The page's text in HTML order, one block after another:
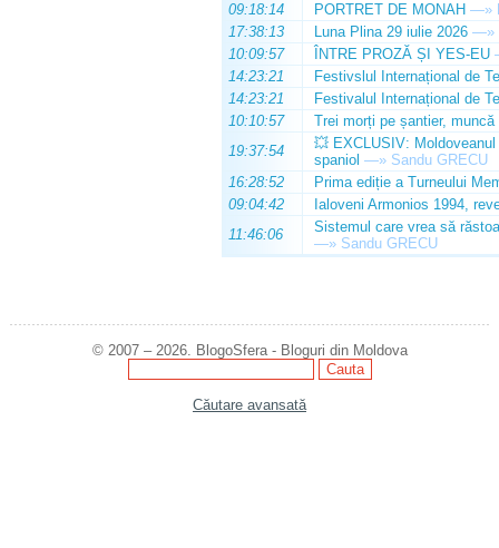
09:18:14
PORTRET DE MONAH —»
17:38:13
Luna Plina 29 iulie 2026 —»
10:09:57
ÎNTRE PROZĂ ȘI YES-EU
14:23:21
Festivslul Internațional de
14:23:21
Festivalul Internațional de
10:10:57
Trei morți pe șantier, muncă
19:37:54
💥 EXCLUSIV:
spaniol —» Sandu GRECU
16:28:52
Prima ediție a Turneului
09:04:42
Ialoveni Armonios 1994,
11:46:06
Sistemul care vrea să
—» Sandu GRECU
© 2007 – 2026. BlogoSfera - Bloguri din Moldova
Căutare avansată